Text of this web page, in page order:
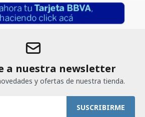
a nuestra newsletter
y ofertas de nuestra tienda.
SUSCRIBIRME